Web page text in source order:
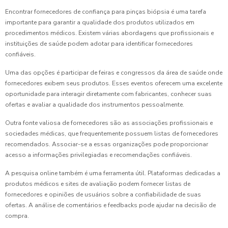
Encontrar fornecedores de confiança para pinças biópsia é uma tarefa
importante para garantir a qualidade dos produtos utilizados em
procedimentos médicos. Existem várias abordagens que profissionais e
instituições de saúde podem adotar para identificar fornecedores
confiáveis.
Uma das opções é participar de feiras e congressos da área de saúde onde
fornecedores exibem seus produtos. Esses eventos oferecem uma excelente
oportunidade para interagir diretamente com fabricantes, conhecer suas
ofertas e avaliar a qualidade dos instrumentos pessoalmente.
Outra fonte valiosa de fornecedores são as associações profissionais e
sociedades médicas, que frequentemente possuem listas de fornecedores
recomendados. Associar-se a essas organizações pode proporcionar
acesso a informações privilegiadas e recomendações confiáveis.
A pesquisa online também é uma ferramenta útil. Plataformas dedicadas a
produtos médicos e sites de avaliação podem fornecer listas de
fornecedores e opiniões de usuários sobre a confiabilidade de suas
ofertas. A análise de comentários e feedbacks pode ajudar na decisão de
compra.